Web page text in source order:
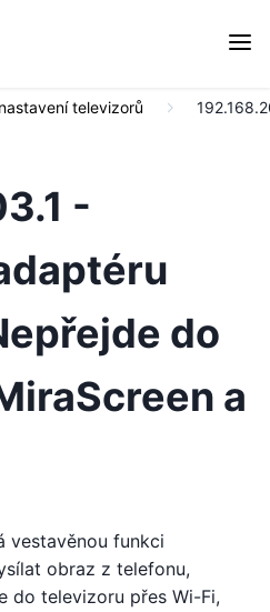
televizorů
-
do
a
vestavěnou funkci
obraz z telefonu,
do televizoru přes Wi-Fi,